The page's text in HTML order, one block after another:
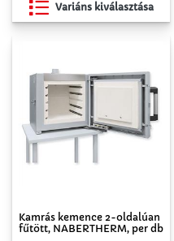
Variáns kiválasztása
Kamrás kemence 2-oldalúan
fűtött, NABERTHERM, per db